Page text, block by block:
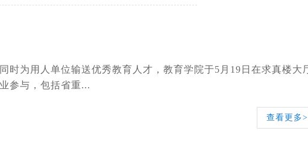
时为用人单位输送优秀教育人才，教育学院于5月19日在求真楼大
参与，包括省重...
查看更多>